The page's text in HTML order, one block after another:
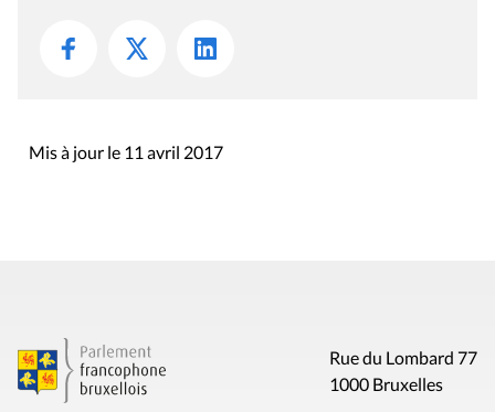
Mis à jour le 11 avril 2017
Rue du Lombard 77
1000 Bruxelles